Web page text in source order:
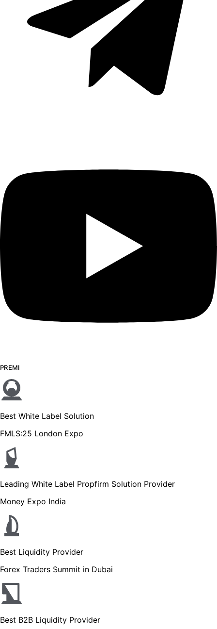
PREMI
Best White Label Solution
FMLS:25 London Expo
Leading White Label Propfirm Solution Provider
Money Expo India
Best Liquidity Provider
Forex Traders Summit in Dubai
Best B2B Liquidity Provider